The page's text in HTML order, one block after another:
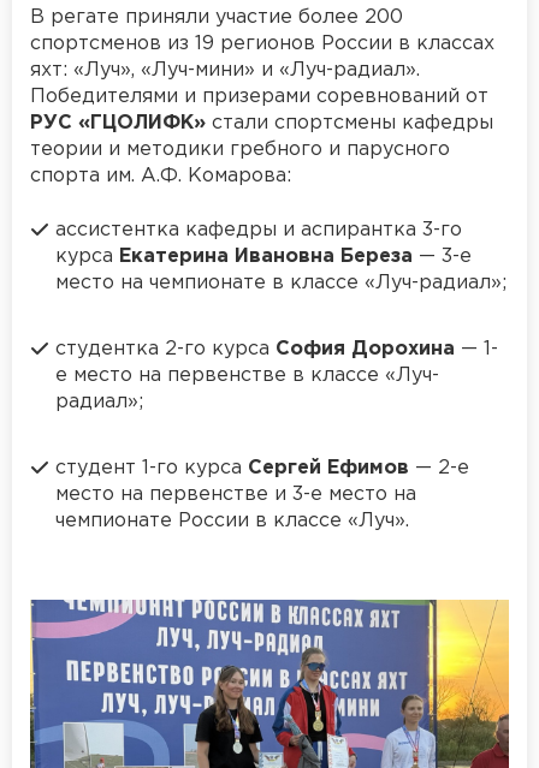
В регате приняли участие более 200
спортсменов из 19 регионов России в классах
яхт: «Луч», «Луч-мини» и «Луч-радиал».
Победителями и призерами соревнований от
РУС «ГЦОЛИФК» стали спортсмены кафедры
теории и методики гребного и парусного
спорта им. А.Ф. Комарова:
ассистентка кафедры и аспирантка 3-го
курса Екатерина Ивановна Береза — 3-е
место на чемпионате в классе «Луч-радиал»;
студентка 2-го курса София Дорохина — 1-
е место на первенстве в классе «Луч-
радиал»;
студент 1-го курса Сергей Ефимов — 2-е
место на первенстве и 3-е место на
чемпионате России в классе «Луч».